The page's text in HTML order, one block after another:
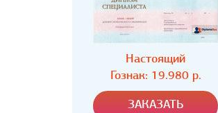
Настоящий
Гознак: 19.980 р.